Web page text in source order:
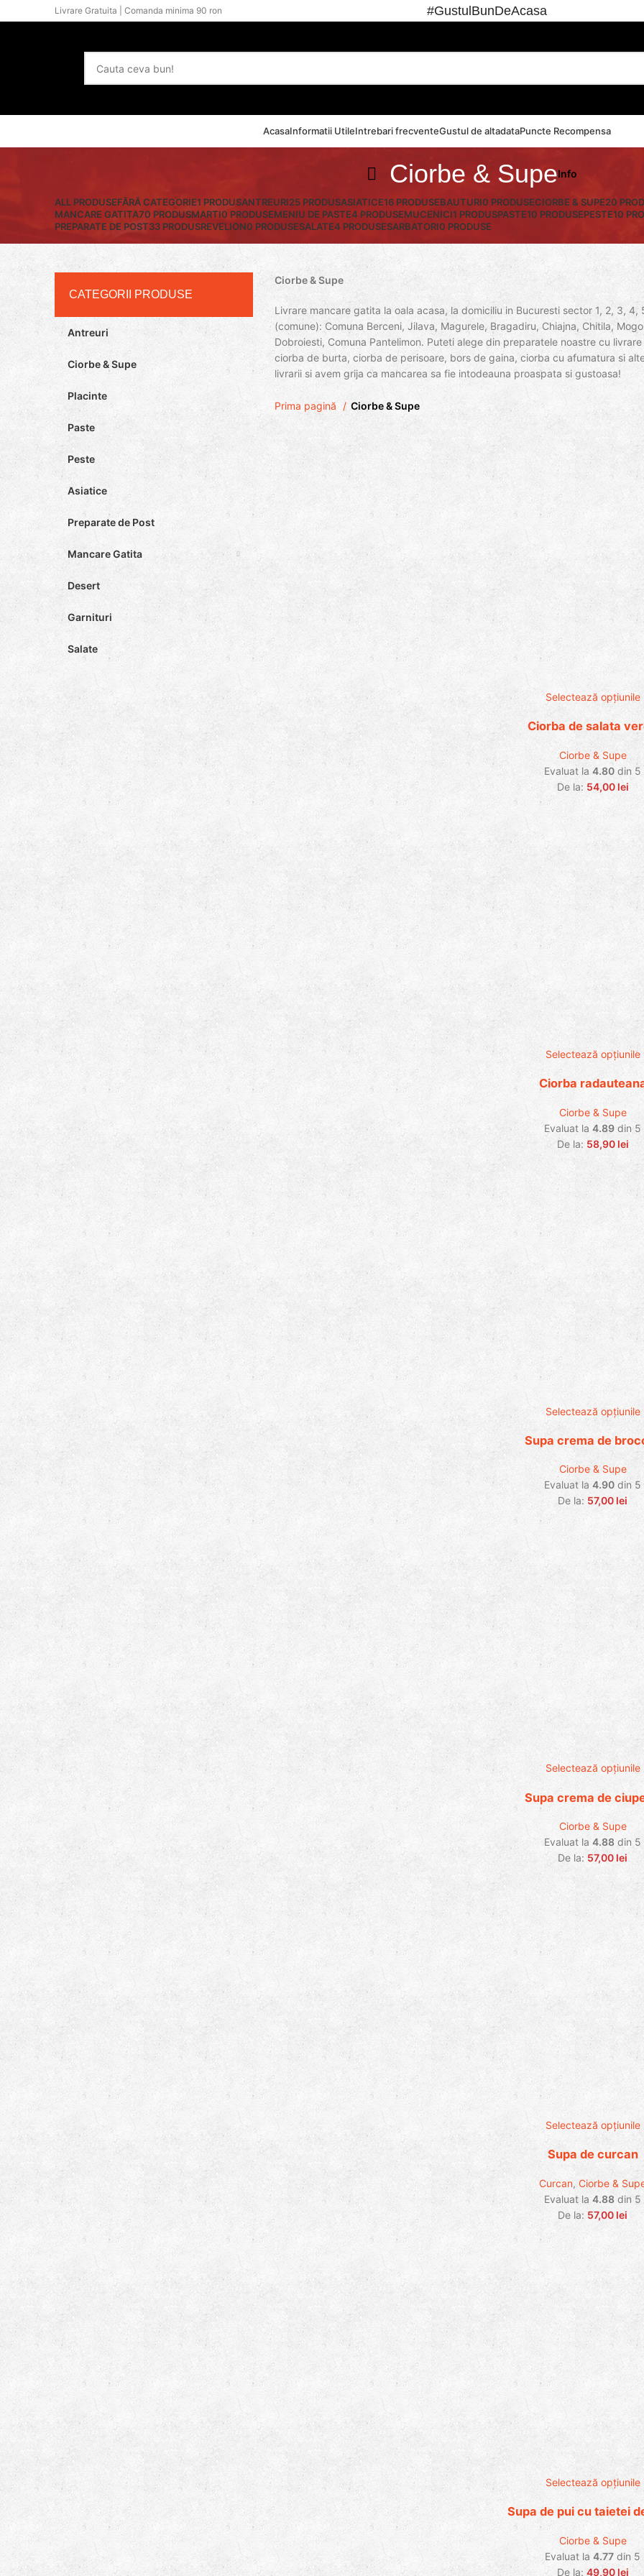
Livrare Gratuita | Comanda minima 90 ron #GustulBunDeAcasa
AcasaInformatii UtileIntrebari frecventeGustul de altadataPuncte Recompensa
Ciorbe & SupeInfo
ALL PRODUSEFĂRĂ CATEGORIE1 PRODUSANTREURI25 PRODUSASIATICE16 PRODUSEBAUTURI0 PRODUSECIORBE & SUPE20
MANCARE GATITA70 PRODUSMARTI0 PRODUSEMENIU DE PASTE4 PRODUSEMUCENICI1 PRODUSPASTE10 PRODUSEPESTE10
PREPARATE DE POST33 PRODUSREVELION0 PRODUSESALATE4 PRODUSESARBATORI0 PRODUSE
CATEGORII PRODUSE
Antreuri
Ciorbe & Supe
Placinte
Paste
Peste
Asiatice
Preparate de Post
Mancare Gatita
Desert
Garnituri
Salate
Ciorbe & Supe
Livrare mancare gatita la oala acasa, la domiciliu in Bucuresti sector 1, 2, 3,
(comune): Comuna Berceni, Jilava, Magurele, Bragadiru, Chiajna, Chitila,
Dobroiesti, Comuna Pantelimon. Puteti alege din preparatele noastre cu
ciorba de burta, ciorba de perisoare, bors de gaina, ciorba cu afumatura si
livrarii si avem grija ca mancarea sa fie intodeauna proaspata si gustoasa!
Prima pagină Ciorbe & Supe
Selectează opțiunile
Ciorba de salata
Ciorbe & Supe
Evaluat la4.80 din 5
De la: 54,00lei
Selectează opțiunile
Ciorba
Ciorbe & Supe
Evaluat la4.89 din 5
De la: 58,90lei
Selectează opțiunile
Supa crema de
Ciorbe & Supe
Evaluat la4.90 din 5
De la: 57,00 lei
Selectează opțiunile
Supa crema de
Ciorbe & Supe
Evaluat la4.88 din 5
De la: 57,00lei
Selectează opțiunile
Supa de curcan
Curcan,Ciorbe &
Evaluat la4.88 din 5
De la: 57,00 lei
Selectează opțiunile
Supa de pui cu taietei
Ciorbe & Supe
Evaluat la4.77 din 5
De la: 49,90 lei